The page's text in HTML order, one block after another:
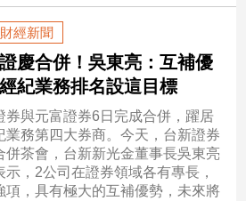
經新聞
慶合併！吳東亮：互補優
紀業務排名設這目標
券與元富證券6日完成合併，躍居
業務第四大券商。今天，台新證券
併茶會，台新新光金董事長吳東亮
示，2公司在證券領域各有專長，
項，具有極大的互補優勢，未來將